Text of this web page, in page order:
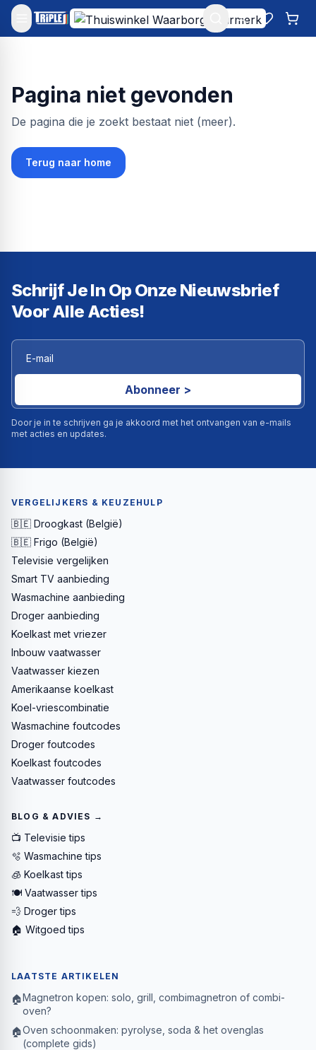
Mijn account
Pagina niet gevonden
De pagina die je zoekt bestaat niet (meer).
Terug naar home
Schrijf Je In Op Onze Nieuwsbrief
Voor Alle Acties!
Abonneer >
Door je in te schrijven ga je akkoord met het ontvangen van e-mails
met acties en updates.
VERGELIJKERS & KEUZEHULP
🇧🇪 Droogkast (België)
🇧🇪 Frigo (België)
Televisie vergelijken
Smart TV aanbieding
Wasmachine aanbieding
Droger aanbieding
Koelkast met vriezer
Inbouw vaatwasser
Vaatwasser kiezen
Amerikaanse koelkast
Koel-vriescombinatie
Wasmachine foutcodes
Droger foutcodes
Koelkast foutcodes
Vaatwasser foutcodes
BLOG & ADVIES →
📺 Televisie tips
🫧 Wasmachine tips
🧊 Koelkast tips
🍽️ Vaatwasser tips
💨 Droger tips
🏠 Witgoed tips
LAATSTE ARTIKELEN
🏠Magnetron kopen: solo, grill, combimagnetron of combi-
oven?
🏠Oven schoonmaken: pyrolyse, soda & het ovenglas
(complete gids)